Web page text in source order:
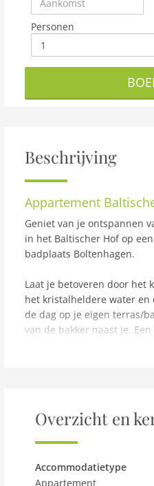
Personen
Beschrijving
Appartement
Geniet van je ontspannen
in het Baltischer Hof op
badplaats Boltenhagen.
Laat je betoveren door het
het kristalheldere water
de dag op je eigen terras/
van de bakker naast je.
bereiden van kleine
appartement. Een
Boltenhagen, zodat je je
Dit appartement heeft een
tegen betaling kan worden
Overzicht en
Accommodatietype
Appartement